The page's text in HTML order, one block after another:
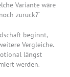
Variante wäre
zurück?“
beginnt,
Vergleiche.
längst
werden.